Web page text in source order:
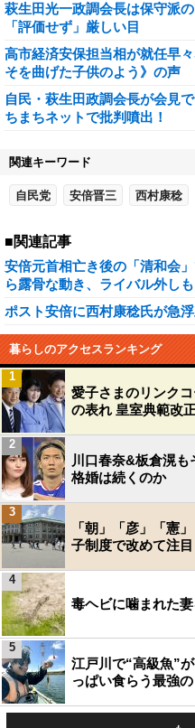
萩生田光一政調会長は保守派
「評価せず」厳しい目
高市経済安保担当相が就任早
そを曲げた子供のよう》の声
自民・萩生田政調会長が会見
ちまちネットで批判噴出！
関連キーワード
自民党 安倍晋三 西村康稔
■関連記事
安倍元首相亡き後の「清和会
ら露骨な動き、ライバル外しも
ポスト安倍に西村康稔氏が急
暮らしのアクセスランキング
愛子さまのリンク
の表れ 皇室典範改
1
川口春奈&板倉滉
格婚は続くのか
2
「朝」「彦」「憲
子制度で改めて注目
3
毒ヘビに噛まれた
4
江戸川で“高級魚”
っぱい食らう最強
5